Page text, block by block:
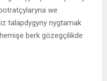
we
talapdygyny nygtamak
berk gözegçilikde